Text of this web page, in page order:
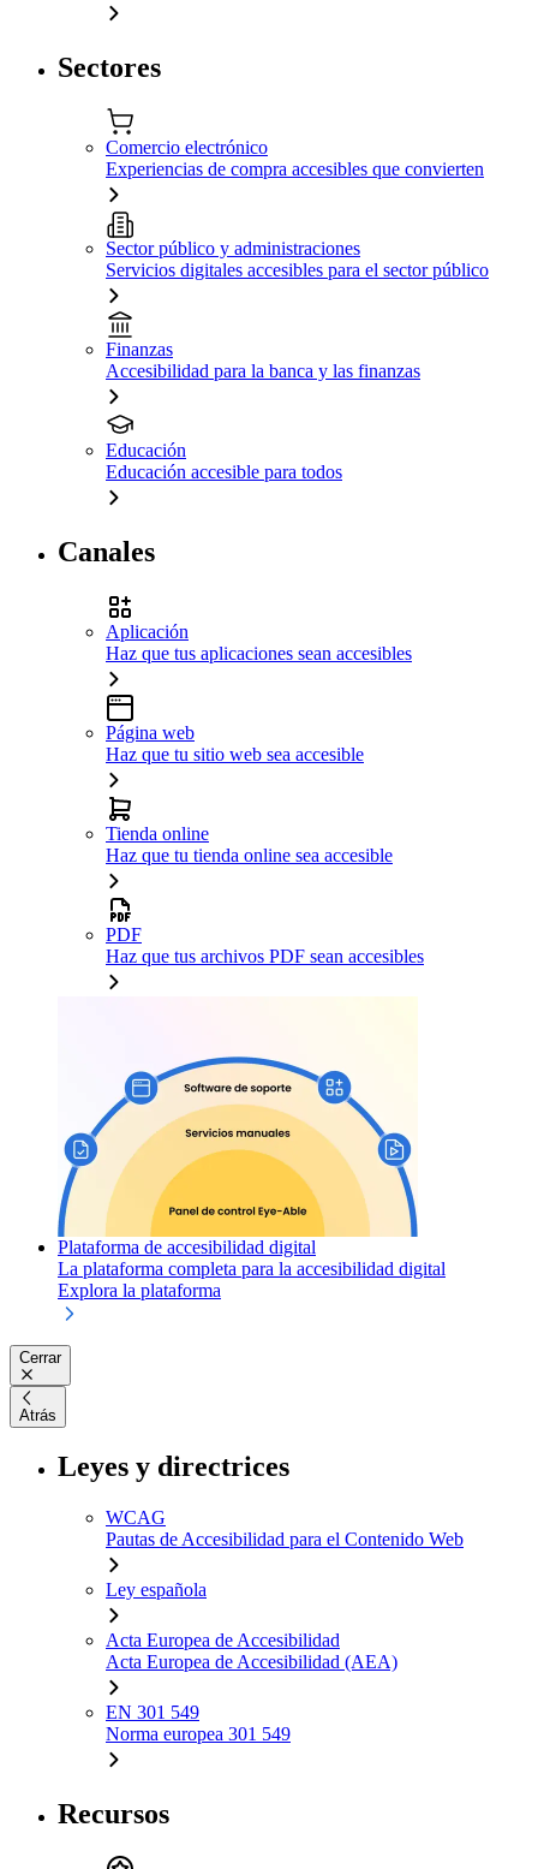
Sectores
Comercio electrónico
Experiencias de compra accesibles que convierten
Sector público y administraciones
Servicios digitales accesibles para el sector público
Finanzas
Accesibilidad para la banca y las finanzas
Educación
Educación accesible para todos
Canales
Aplicación
Haz que tus aplicaciones sean accesibles
Página web
Haz que tu sitio web sea accesible
Tienda online
Haz que tu tienda online sea accesible
PDF
Haz que tus archivos PDF sean accesibles
Plataforma de accesibilidad digital
La plataforma completa para la accesibilidad digital
Explora la plataforma
Cerrar
Atrás
Leyes y directrices
WCAG
Pautas de Accesibilidad para el Contenido Web
Ley española
Acta Europea de Accesibilidad
Acta Europea de Accesibilidad (AEA)
EN 301 549
Norma europea 301 549
Recursos